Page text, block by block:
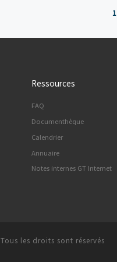
1
Ressources
FAQ
Documenthèque
Calendrier
Annuaire
Notes internes GT Internet
Tous les droits sont réservés